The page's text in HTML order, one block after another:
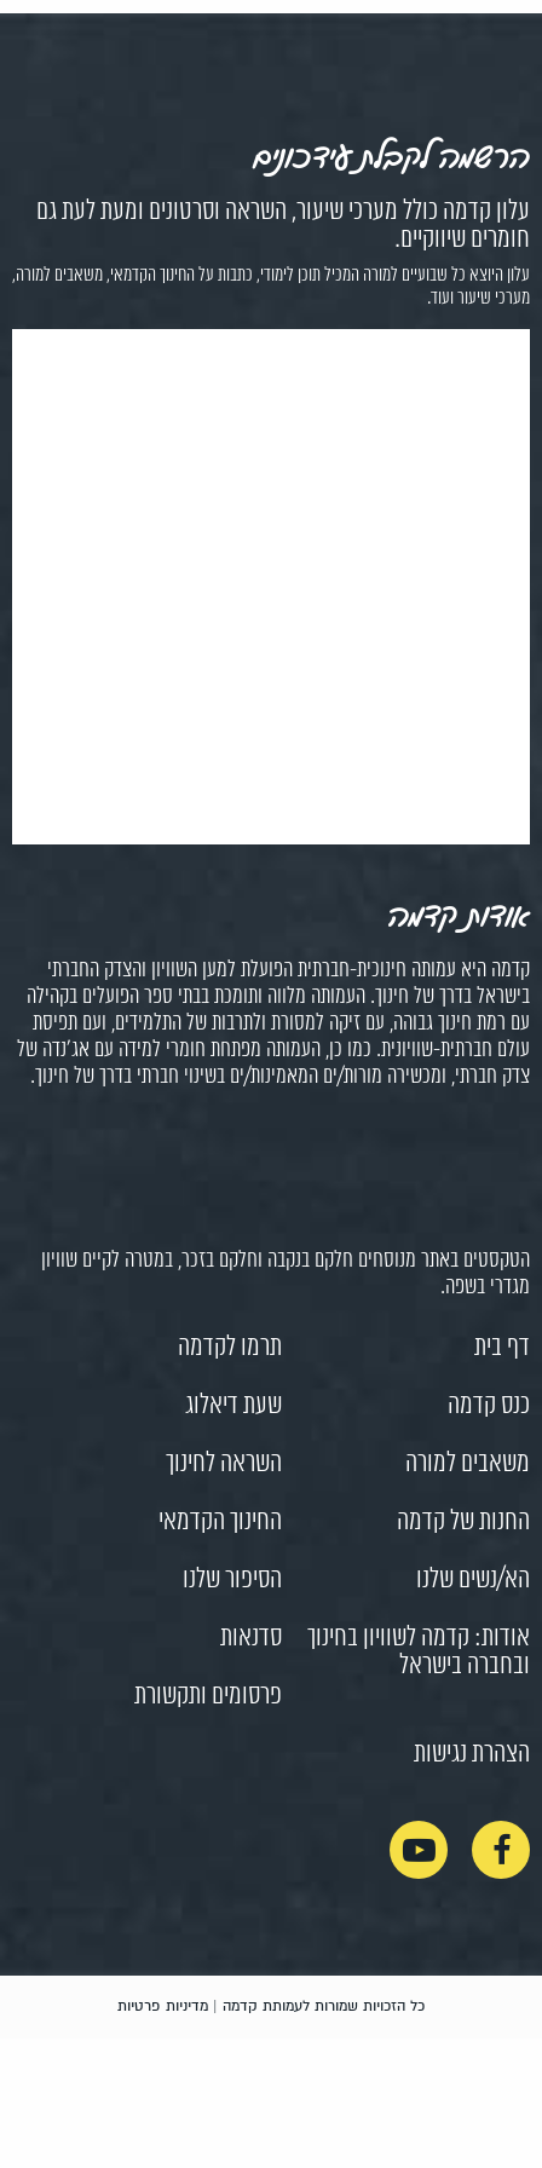
לקבלת עידכונים
כולל מערכי שיעור, השראה וסרטונים ומעת לעת גם
שיווקיים.
כל שבועיים למורה המכיל תוכן לימודי, כתבות על החינוך הקדמאי, משאבים למורה,
ועוד.
קדמה
עמותה חינוכית-חברתית הפועלת למען השוויון והצדק החברתי
בדרך של חינוך. העמותה מלווה ותומכת בבתי ספר הפועלים בקהילה
חינוך גבוהה, עם זיקה למסורת ולתרבות של התלמידים, ועם תפיסת
שוויונית. כמו כן, העמותה מפתחת חומרי למידה עם אג'נדה של
ומכשירה מורות/ים המאמינות/ים בשינוי חברתי בדרך של חינוך.
באתר מנוסחים חלקם בנקבה וחלקם בזכר, במטרה לקיים שוויון
תרמו לקדמה
שעת דיאלוג
למורה
השראה לחינוך
של קדמה
החינוך הקדמאי
שלנו
הסיפור שלנו
קדמה לשוויון בחינוך
בישראל
סדנאות
פרסומים ותקשורת
נגישות
כל הזכויות שמורות לעמותת קדמה |מדיניות פרטיות